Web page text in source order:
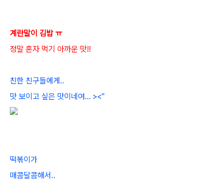
계란말이 김밥 ㅠ
정말 혼자 먹기 아까운 맛!!
친한 친구들에게..
맛 보이고 싶은 맛이네여... ><"
떡볶이가
매콤달콤해서..